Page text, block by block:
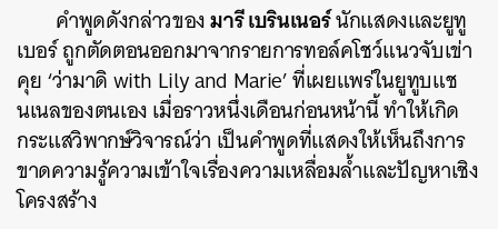
คำพูดดังกล่าวของมารี เบรินเนอร์นักแสดงและยูทู
เบอร์ ถูกตัดตอนออกมาจากรายการทอล์คโชว์แนวจับเข่า
คุย ‘ว่ามาดิ with Lily and Marie’ ที่เผยแพร่ในยูทูบแช
นเนลของตนเอง เมื่อราวหนึ่งเดือนก่อนหน้านี้ ทำให้เกิด
กระแสวิพากษ์วิจารณ์ว่า เป็นคำพูดที่แสดงให้เห็นถึงการ
ขาดความรู้ความเข้าใจเรื่องความเหลื่อมล้ำและปัญหาเชิง
โครงสร้าง